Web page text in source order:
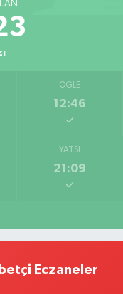
ÖĞLE
12:46
YATSI
21:09
Eczaneler